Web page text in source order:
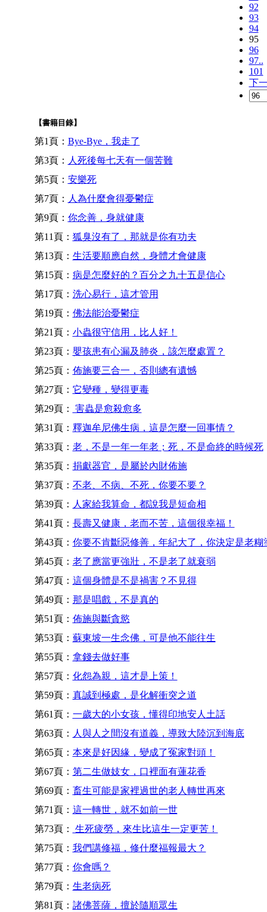
92
93
94
95
96
97..
101
下
【書籍目錄】
第1頁： Bye-Bye，我走了
第3頁： 人死後每七天有一個苦難
第5頁： 安樂死
第7頁： 人為什麼會得憂鬱症
第9頁： 你念善，身就健康
第11頁： 狐臭沒有了，那就是你有功夫
第13頁： 生活要順應自然，身體才會健康
第15頁： 病是怎麼好的？百分之九十五是信心
第17頁： 洗心易行，這才管用
第19頁： 佛法能治憂鬱症
第21頁： 小蟲很守信用，比人好！
第23頁： 嬰孩患有心漏及肺炎，該怎麼處置？
第25頁： 佈施要三合一，否則總有遺憾
第27頁： 它變種，變得更毒
第29頁：
害蟲是愈殺愈多
第31頁： 釋迦牟尼佛生病，這是怎麼一回事情？
第33頁： 老，不是一年一年老；死，不是命終的時候死
第35頁： 捐獻器官，是屬於內財佈施
第37頁： 不老、不病、不死，你要不要？
第39頁： 人家給我算命，都說我是短命相
第41頁： 長壽又健康，老而不苦，這個很幸福！
第43頁： 你要不肯斷惡修善，年紀大了，你決定是老糊
第45頁： 老了應當更強壯，不是老了就衰弱
第47頁： 這個身體是不是禍害？不見得
第49頁： 那是唱戲，不是真的
第51頁： 佈施與斷貪慾
第53頁： 蘇東坡一生念佛，可是他不能往生
第55頁： 拿錢去做好事
第57頁： 化怨為親，這才是上策！
第59頁： 真誠到極處，是化解衝突之道
第61頁： 一歲大的小女孩，懂得印地安人土話
第63頁： 人與人之間沒有道義，導致大陸沉到海底
第65頁： 本來是好因緣，變成了冤家對頭！
第67頁： 第二生做妓女，口裡面有蓮花香
第69頁： 畜生可能是家裡過世的老人轉世再來
第71頁： 這一轉世，就不如前一世
第73頁：
生死疲勞，來生比這生一定更苦！
第75頁： 我們講修福，修什麼福報最大？
第77頁： 你會嗎？
第79頁： 生老病死
第81頁： 諸佛菩薩，擅於隨順眾生